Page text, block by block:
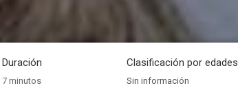
Duración
7 minutos
Clasificación por edades
Sin información